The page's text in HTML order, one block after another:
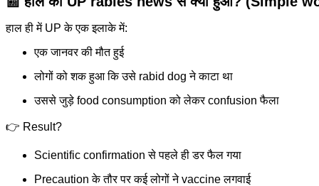
हाल ही में UP के एक इलाके में:
एक जानवर की मौत हुई
लोगों को शक हुआ कि उसे rabid dog ने काटा था
उससे जुड़े food consumption को लेकर confusion फैला
👉 Result?
Scientific confirmation से पहले ही डर फैल गया
Precaution के तौर पर कई लोगों ने vaccine लगवाई